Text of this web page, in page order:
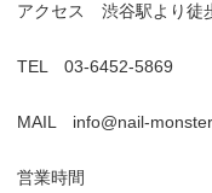
アクセス 渋谷駅より徒
TEL 03-6452-5869
MAIL info@nail-
営業時間